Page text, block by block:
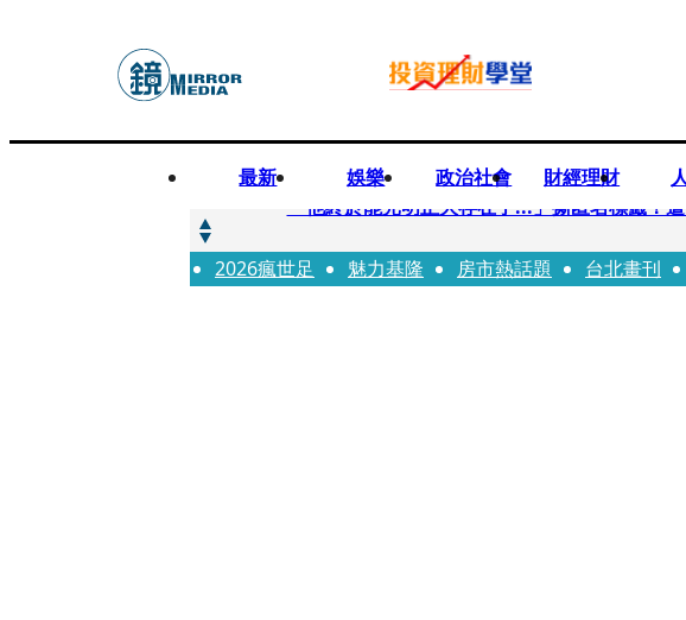
最新 娛樂 政治社會 財經理財
快訊
「他終於能光明正大存在了...」撕匿名標籤
快訊
12歲女兒天天幫化妝 孫儷有個專屬化妝師還
2026瘋世足 魅力基隆 房市熱話題 台北畫刊